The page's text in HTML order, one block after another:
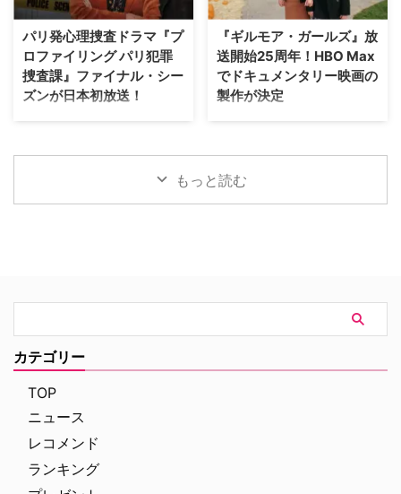
ドラマ化へ！ 製作を手掛けるの
は、映画『IT／イット “それ”が見
えたら、終わり。』の前日譚ドラ
マ『IT／イット ウェルカム・ト
ゥ・デリー “それ”が見えたら、終
わり。』で知られるジェイソン・
米Deadlineが報じている。 過酷
なハリウッドで夢を追う若者たち
の物語『I LOVE LA』 レイチェ
ル・セノット（『ボトムス ～最
底で最強？な私たち～』）が製
作・製作総指揮・主演を兼任する
溢れる友人グループを描く話題
作。過酷なハリウッドで成功 …
パリ発心理捜査ドラマ『プ
ロファイリング パリ犯罪
捜査課』ファイナル・シー
ズンが日本初放送！
フランス発の大人気心理捜査ドラ
捜査課』のファイナル・シーズン
（土）18時より独占日本初放送さ
ザの登場と波乱の最終章 『プロ
ファイリング パリ犯罪捜査課』
は、犯罪者の心理を読み解くプロ
ファイラーとパリ司法警察の捜査
『ギルモア・ガールズ』放
送開始25周年！HBO Max
でドキュメンタリー映画の
製作が決定
ワーナー・ブラザース・テレビジ
ードラマの金字塔『ギルモア・ガ
ールズ』を振り返る初の公式ドキ
ュメンタリー映画を制作中である
ことが明らかになった。2000年
は、ドキュメンタリー映画『ある
アスリートの告発』で高い評価を
ンに愛され続けてきた作品の魅力
もっと読む
カテゴリー
TOP
ニュース
レコメンド
ランキング